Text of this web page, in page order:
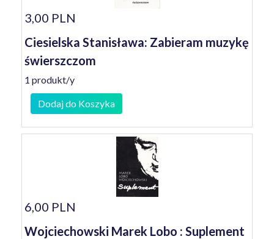
3,00 PLN
Ciesielska Stanisława: Zabieram muzykę
świerszczom
1 produkt/y
Dodaj do Koszyka
6,00 PLN
Wojciechowski Marek Lobo : Suplement